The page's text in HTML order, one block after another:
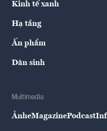
Kinh tế xanh
Hạ tầng
Ấn phẩm
Dân sinh
Multimedia
ẢnheMagazinePodcast